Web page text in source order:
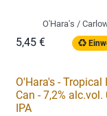
O'Hara's /
5,45 €
O'Hara's - Tropical
Can - 7,2% alc.vol.
IPA